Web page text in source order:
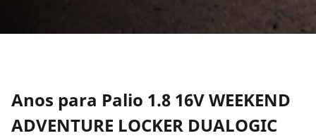
Anos para Palio 1.8 16V WEEKEND
ADVENTURE LOCKER DUALOGIC